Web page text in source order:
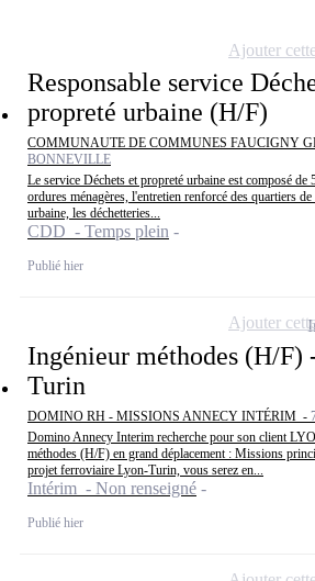
Responsable service
propreté urbaine (H/F)
COMMUNAUTE DE COMMUNES FAUCIGNY
BONNEVILLE
Le service Déchets et propreté urbaine est composé de
ordures ménagères, l'entretien renforcé des quartiers
urbaine, les déchetteries...
CDD - Temps plein
Publié hier
Ajouter
Ingénieur méthodes (H/F)
Turin
DOMINO RH - MISSIONS ANNECY INTÉRIM -
Domino Annecy Interim recherche pour son client
méthodes (H/F) en grand déplacement : Missions
projet ferroviaire Lyon-Turin, vous serez en...
Intérim - Non renseigné
Publié hier
Ajouter